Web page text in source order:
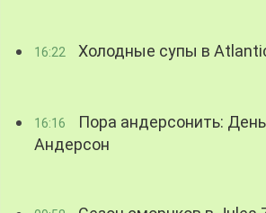
16:22 Холодные супы в
16:16
Пора андерсонить:
Андерсон